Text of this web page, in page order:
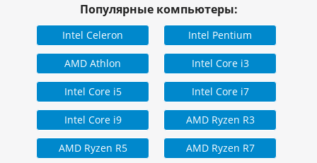
Популярные компьютеры:
Intel Celeron Intel Pentium
AMD Athlon Intel Core i3
Intel Core i5 Intel Core i7
Intel Core i9 AMD Ryzen R3
AMD Ryzen R5 AMD Ryzen R7